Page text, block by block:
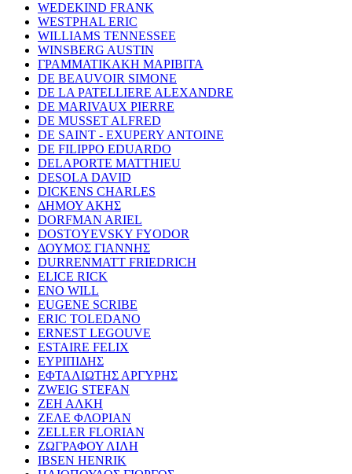
WEDEKIND FRANK
WESTPHAL ERIC
WILLIAMS TENNESSEE
WINSBERG AUSTIN
ΓΡΑΜΜΑΤΙΚΑΚΗ ΜΑΡΙΒΙΤΑ
DE BEAUVOIR SIMONE
DE LA PATELLIERE ALEXANDRE
DE MARIVAUX PIERRE
DE MUSSET ALFRED
DE SAINT - EXUPERY ANTOINE
DE FILIPPO EDUARDO
DELAPORTE MATTHIEU
DESOLA DAVID
DICKENS CHARLES
ΔΗΜΟΥ ΑΚΗΣ
DORFMAN ARIEL
DOSTOYEVSKY FYODOR
ΔΟΥΜΟΣ ΓΙΑΝΝΗΣ
DURRENMATT FRIEDRICH
ELICE RICK
ENO WILL
EUGENE SCRIBE
ERIC TOLEDANO
ERNEST LEGOUVE
ESTAIRE FELIX
ΕΥΡΙΠΙΔΗΣ
ΕΦΤΑΛΙΩΤΗΣ ΑΡΓΥΡΗΣ
ZWEIG STEFAN
ΖΕΗ ΑΛΚΗ
ΖΕΛΕ ΦΛΟΡΙΑΝ
ZELLER FLORIAN
ΖΩΓΡΑΦΟΥ ΛΙΛΗ
IBSEN HENRIK